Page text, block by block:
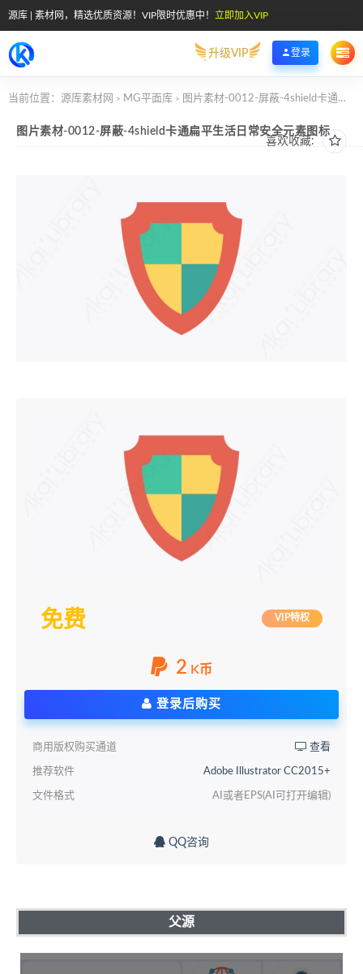
源库 | 素材网，精选优质资源！VIP限时优惠中！ 立即加入VIP
升级VIP 登录
当前位置： 源库素材网 > MG平面库 > 图片素材-0012-屏蔽-4shield卡通扁平生活日常安全元素图标
喜欢收藏:
图片素材-0012-屏蔽-4shield卡通扁平生活日常安全元素图标
免费 VIP特权
2 K币
登录后购买
商用版权购买通道 查看
推荐软件 Adobe Illustrator CC2015+
文件格式 AI或者EPS(AI可打开编辑)
QQ咨询
父源